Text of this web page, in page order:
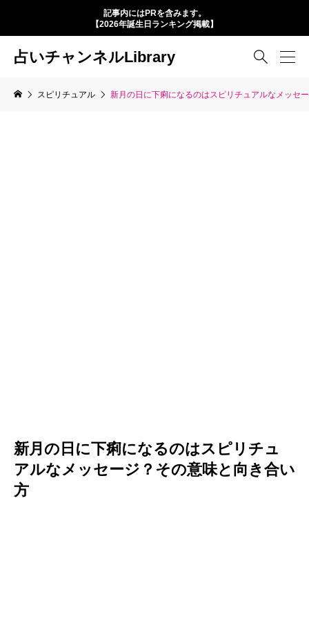
記事内にはPRを含みます。
【2026年誕生日ランキング掲載】
占いチャンネルLibrary 
スピリチュアル 新月の日に下痢になるのはスピリチュアルなメッセ
新月の日に下痢になるのはスピリチュ
アルなメッセージ？その意味と向き合い
方